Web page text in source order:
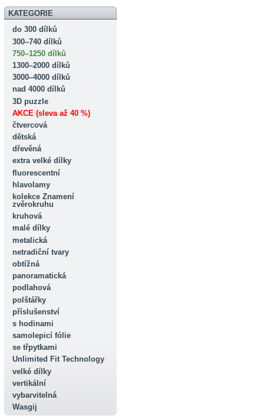
KATEGORIE
do 300 dílků
300–740 dílků
750–1250 dílků
1300–2000 dílků
3000–4000 dílků
nad 4000 dílků
3D puzzle
AKCE (sleva až 40 %)
čtvercová
dětská
dřevěná
extra velké dílky
fluorescentní
hlavolamy
kolekce Znamení
zvěrokruhu
kruhová
malé dílky
metalická
netradiční tvary
obtížná
panoramatická
podlahová
polštářky
příslušenství
s hodinami
samolepicí fólie
se třpytkami
Unlimited Fit Technology
velké dílky
vertikální
vybarvitelná
Wasgij